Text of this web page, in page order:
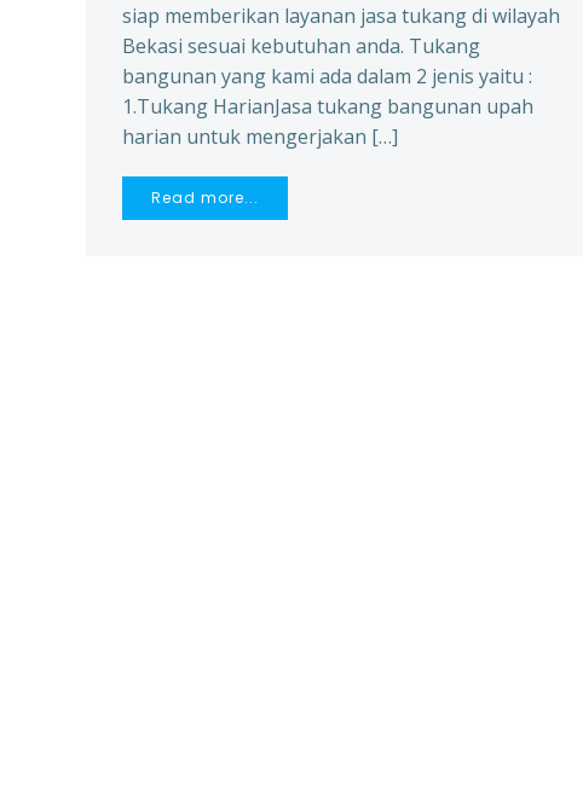
siap memberikan layanan jasa tukang di wilayah
Bekasi sesuai kebutuhan anda. Tukang
bangunan yang kami ada dalam 2 jenis yaitu :
1.Tukang HarianJasa tukang bangunan upah
harian untuk mengerjakan […]
Read more...